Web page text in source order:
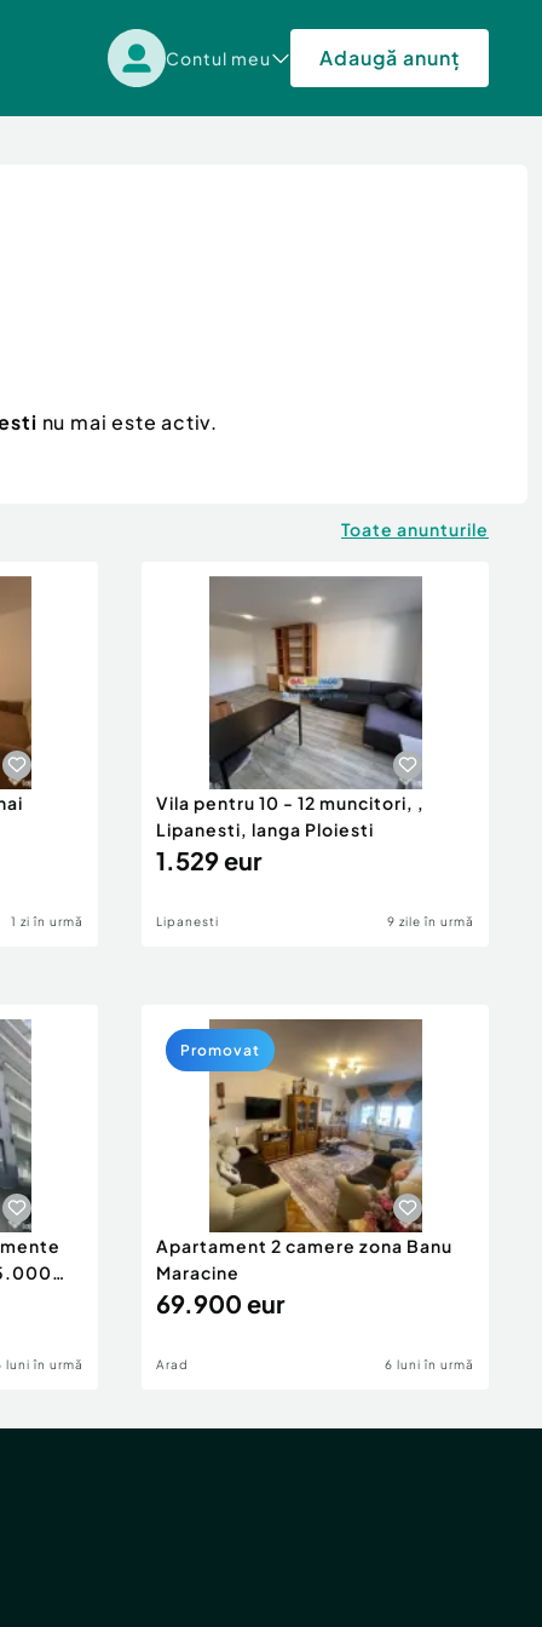
Contul meu Adaugă anunț
nu mai este activ.
Toate anunturile
1 zi în urmă
Vila pentru 10 - 12 muncitori, ,
Lipanesti, langa Ploiesti
1.529 eur
Lipanesti 9 zile în urmă
luni în urmă
Apartament 2 camere zona Banu
Maracine
69.900 eur
Arad 6 luni în urmă
Promovat